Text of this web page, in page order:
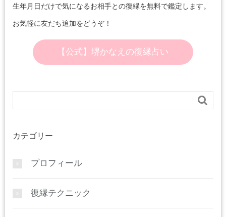
生年月日だけで気になるお相手との復縁を無料で鑑定します。
お気軽に友だち追加をどうぞ！
【公式】堺かなえの復縁占い

カテゴリー
プロフィール
復縁テクニック